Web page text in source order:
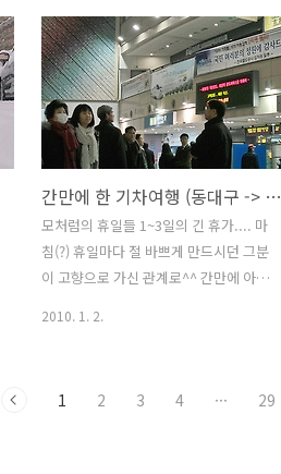
가을이 되면 살포시 떨어지는 낙엽과, 드
높고 맑은 가을하늘.. 그리고 그 멋진 자연
을 더 이쁘게 반영해주는 연못이 환상적
인 정취를 자아내는 곳, 바로 이 곳이 향원
정입니다. 좋은 경치는 말이 필요없습니
다. 한~참 전인 2005년에 찾았던 향원정
의 모습 보시죠? 깜~~박 잊고 있었는데,
좋았던 기억 되새기게 해 주신 까칠이님
감사합니다. 날씨 좀 풀리면 이곳부터 방
문해야겠습니다.^^ ::: Canon EOS-350D
& Sigma 10-20mm EX :::
간만에 한 기차여행 (동대구 -> 수원 KTX 새마을 환승기)
모처럼의 휴일들 1~3일의 긴 휴가.... 마
침(?) 휴일마다 절 바쁘게 만드시던 그분
이 고향으로 가신 관계로^^ 간만에 아
소 무거운 DSLR과는 달리 가방없이 주머
2010. 1. 2.
1 2 3 4 ··· 29